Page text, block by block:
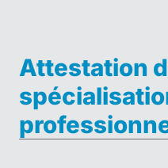
Attestation